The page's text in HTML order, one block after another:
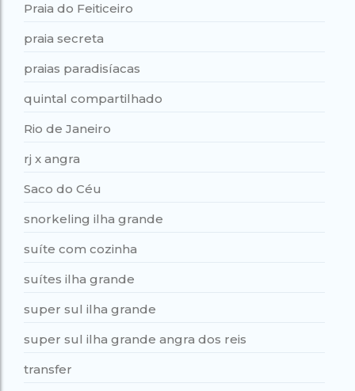
Praia do Feiticeiro
praia secreta
praias paradisíacas
quintal compartilhado
Rio de Janeiro
rj x angra
Saco do Céu
snorkeling ilha grande
suíte com cozinha
suítes ilha grande
super sul ilha grande
super sul ilha grande angra dos reis
transfer